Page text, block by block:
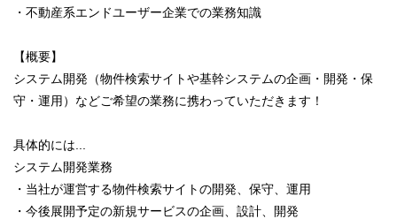
・不動産系エンドユーザー企業での業務知識
【概要】
システム開発（物件検索サイトや基幹システムの企画・開発・保
守・運用）などご希望の業務に携わっていただきます！
具体的には...
システム開発業務
・当社が運営する物件検索サイトの開発、保守、運用
・今後展開予定の新規サービスの企画、設計、開発